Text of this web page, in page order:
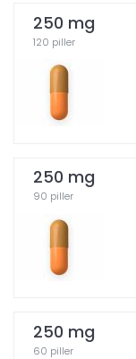
250 mg
120 piller
250 mg
90 piller
250 mg
60 piller